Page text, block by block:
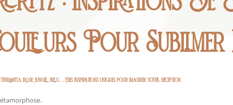
Pour Sublimer
terracotta, rose, jungle, bleu… Des inspirations uniques pour imaginer votre réception.